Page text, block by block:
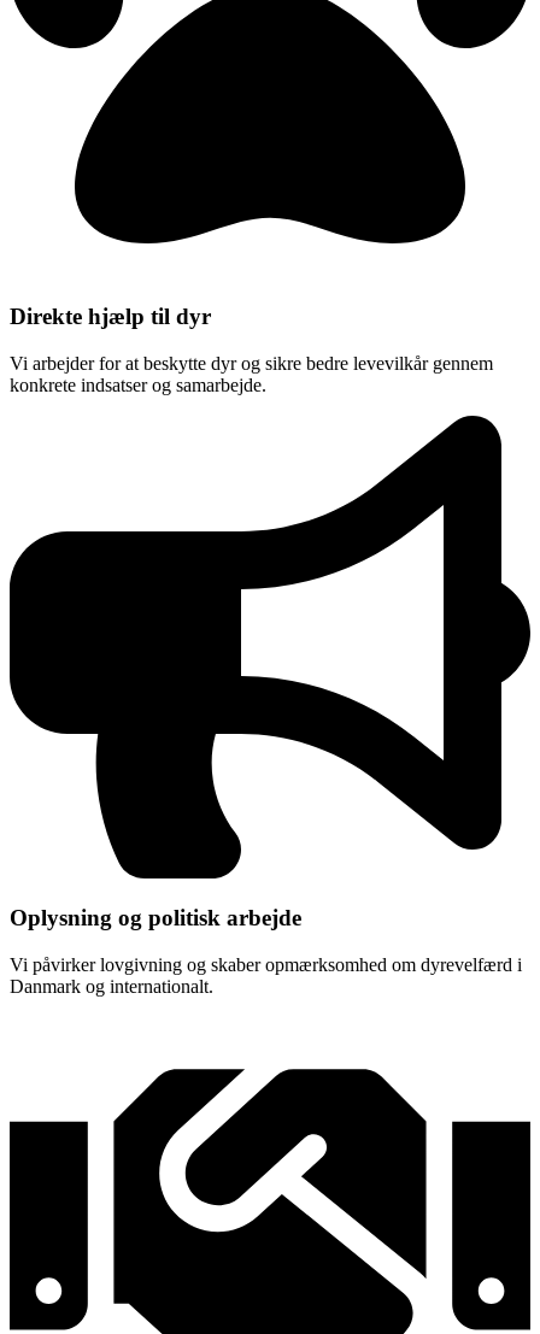
Direkte hjælp til dyr
Vi arbejder for at beskytte dyr og sikre bedre levevilkår gennem
konkrete indsatser og samarbejde.
Oplysning og politisk arbejde
Vi påvirker lovgivning og skaber opmærksomhed om dyrevelfærd i
Danmark og internationalt.